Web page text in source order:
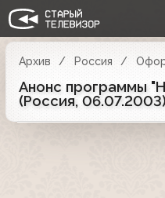
Архив Россия
Анонс программы
(Россия, 06.07.2003)